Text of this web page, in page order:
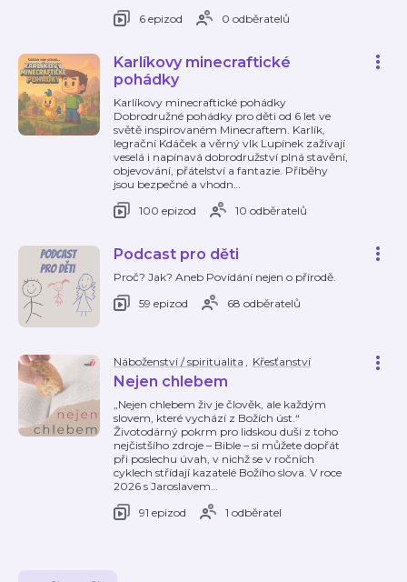
6 epizod
0 odběratelů
Karlíkovy minecraftické
pohádky
Karlíkovy minecraftické pohádky
Dobrodružné pohádky pro děti od 6 let ve
světě inspirovaném Minecraftem. Karlík,
legrační Kdáček a věrný vlk Lupínek zažívají
veselá i napínavá dobrodružství plná stavění,
objevování, přátelství a fantazie. Příběhy
jsou bezpečné a vhodn…
100 epizod
10 odběratelů
Podcast pro děti
Proč? Jak? Aneb Povídání nejen o přírodě.
59 epizod
68 odběratelů
Náboženství / spiritualita , Křesťanství
Nejen chlebem
„Nejen chlebem živ je člověk, ale každým
slovem, které vychází z Božích úst.“
Životodárný pokrm pro lidskou duši z toho
nejčistšího zdroje – Bible – si můžete dopřát
při poslechu úvah, v nichž se v ročních
cyklech střídají kazatelé Božího slova. V roce
2026 s Jaroslavem…
91 epizod
1 odběratel